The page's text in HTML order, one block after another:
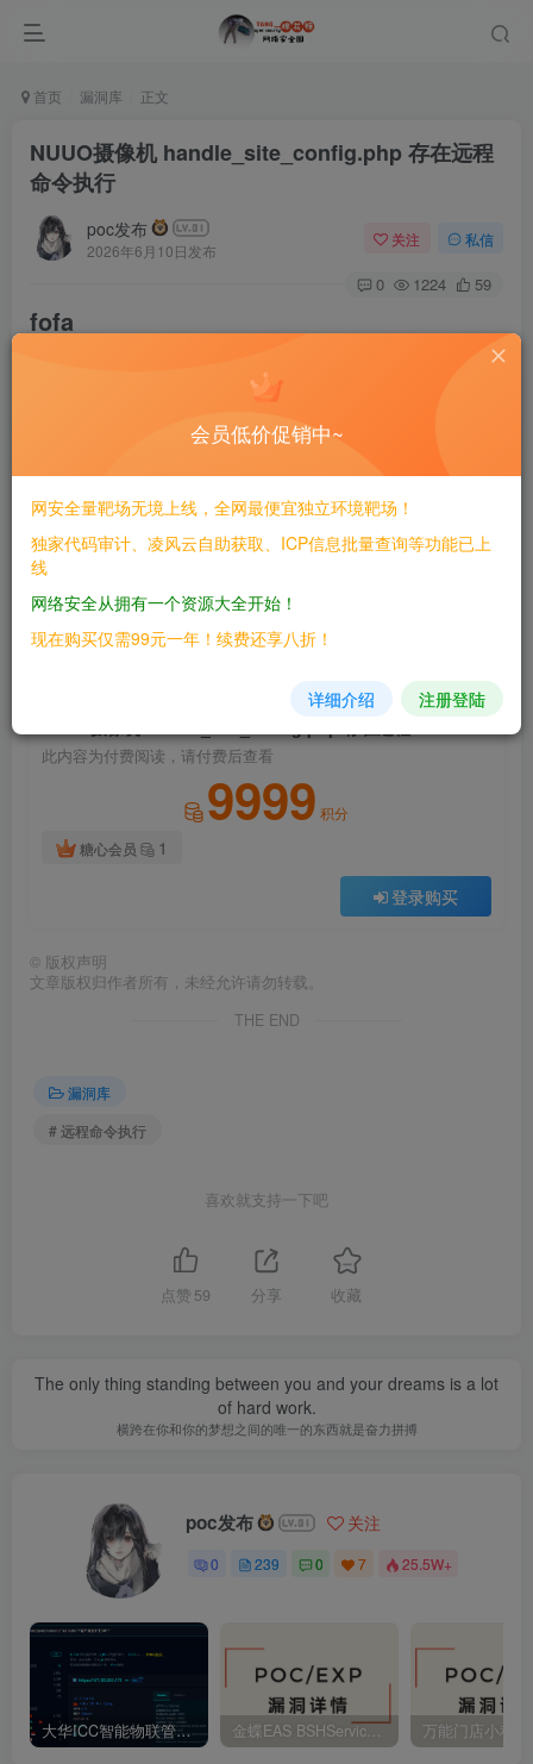
首页 漏洞库 正文
NUUO摄像机 handle_site_config.php 存在远程
命令执行
poc发布
2026年6月10日发布
关注 私信
0 1224 59
fofa
"www.nuuo.com/eHelpdesk.php"
此处内容已隐藏，请付费后查看
此内容为付费阅读，请付费后查看
9999 积分
糖心会员
1
登录购买
已售 40
© 版权声明
文章版权归作者所有，未经允许请勿转载。
THE END
漏洞库
# 远程命令执行
喜欢就支持一下吧
点赞 59 分享 收藏
The only thing standing between you and your dreams is a lot
of hard work.
横跨在你和你的梦想之间的唯一的东西就是奋力拼搏
poc发布 关注
0 239 0 7 25.5W+
大华ICC智能物联管理平台 file_download 任意文件读取 金蝶EAS BSHService 存在远程代码执行
会员低价促销中~
网安全量靶场无境上线，全网最便宜独立环境靶场！
独家代码审计、凌风云自助获取、ICP信息批量查询等功能已上
线
网络安全从拥有一个资源大全开始！
现在购买仅需99元一年！续费还享八折！
详细介绍 注册登陆